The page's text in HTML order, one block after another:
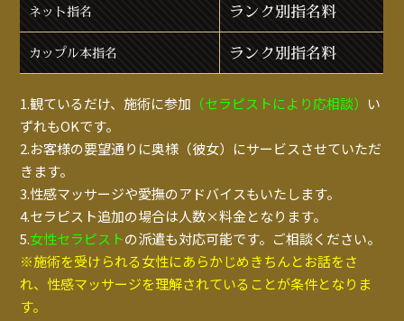
ネット指名 ランク別指名料
カップル本指名 ランク別指名料
1.観ているだけ、施術に参加 （セラピストにより応相談） い
ずれもOKです。
2.お客様の要望通りに奥様（彼女）にサービスさせていただ
きます。
3.性感マッサージや愛撫のアドバイスもいたします。
4.セラピスト追加の場合は人数×料金となります。
5.女性セラピストの派遣も対応可能です。ご相談ください。
※施術を受けられる女性にあらかじめきちんとお話をさ
れ、性感マッサージを理解されていることが条件となりま
す。